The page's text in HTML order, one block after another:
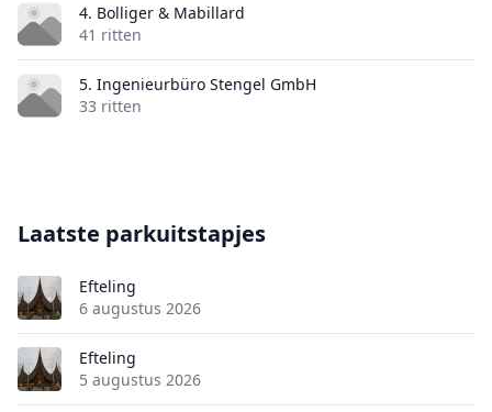
4. Bolliger & Mabillard
41 ritten
5. Ingenieurbüro Stengel GmbH
33 ritten
Laatste parkuitstapjes
Efteling
6 augustus 2026
Efteling
5 augustus 2026